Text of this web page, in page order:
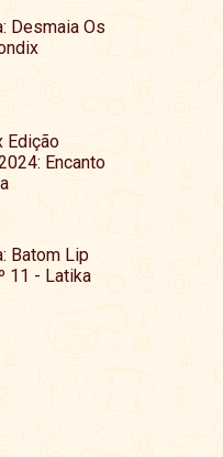
Desmaia Os
Edição
Encanto
Batom Lip
11 - Latika